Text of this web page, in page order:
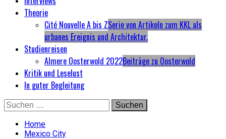
Theorie
Cité Nouvelle A bis ZSerie von Artikeln zum KKL als
urbanes Ereignis und Architektur.
Studienreisen
Almere Oosterwold 2022Beiträge zu Oosterwold
Kritik und Leselust
In guter Begleitung
Skip
to
content
Suchen
nach:
Home
Mexico City